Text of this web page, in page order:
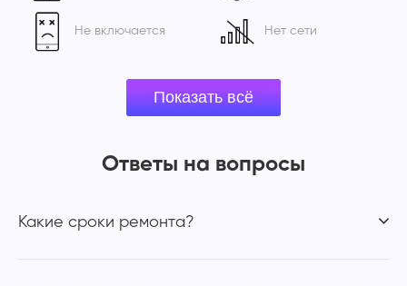
Не включается Нет сети
Ответы на вопросы
Какие сроки ремонта?